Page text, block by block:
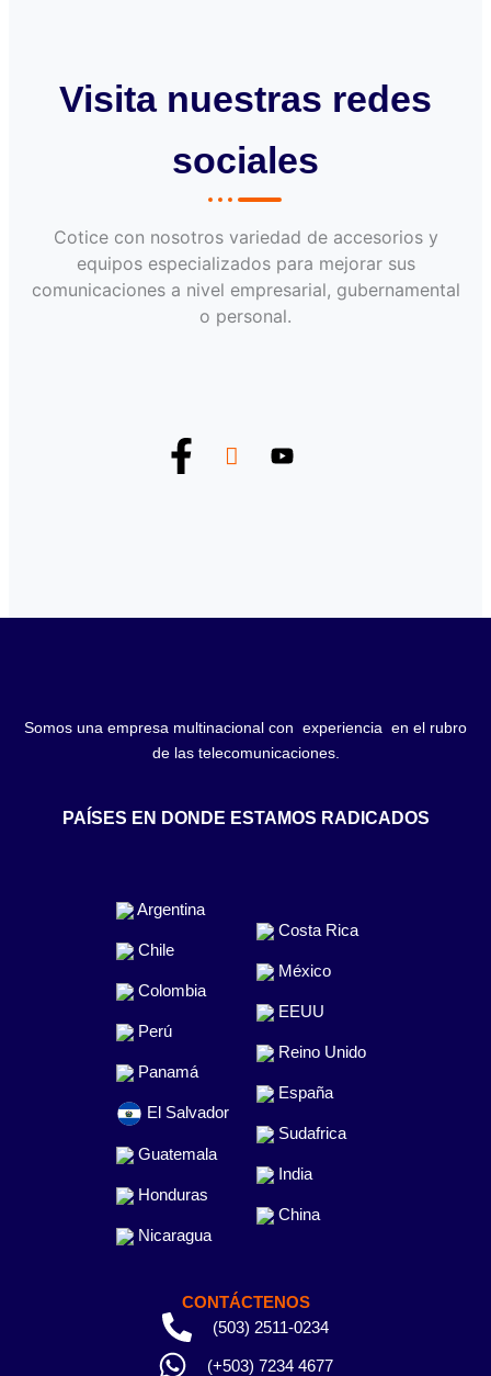
Visita nuestras redes
sociales
Cotice con nosotros variedad de accesorios y
equipos especializados para mejorar sus
comunicaciones a nivel empresarial, gubernamental
o personal.
Somos una empresa multinacional con experiencia en el rubro
de las telecomunicaciones.
PAÍSES EN DONDE ESTAMOS RADICADOS
Argentina
Chile
Colombia
Perú
Panamá
El Salvador
Guatemala
Honduras
Nicaragua
Costa Rica
México
EEUU
Reino Unido
España
Sudafrica
India
China
CONTÁCTENOS
(503) 2511-0234
(+503) 7234 4677